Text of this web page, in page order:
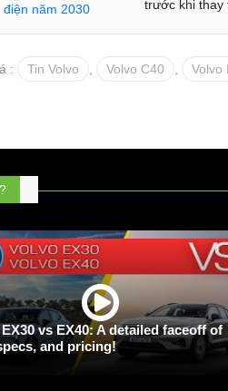
trước khi thay
: Tin Volvo Volvo C40 Volvo
vs EX40: A detailed faceoff of
and pricing!